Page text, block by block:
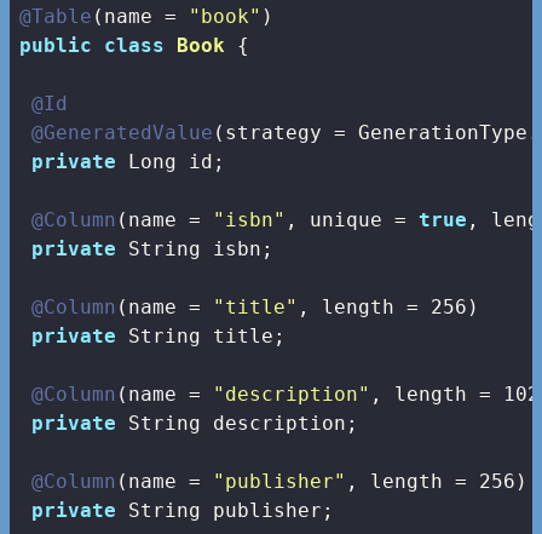
@Table (name = "book"
public
class Book {
@Id
@GeneratedValue (strategy =
private Long id;
@Column (name = "isbn" , unique = true ,
private String isbn;
@Column (name = "title" , length = 256 )
private String title;
@Column (name = "description" , length =
private String description;
@Column (name = "publisher" , length = 256 )
private String publisher;